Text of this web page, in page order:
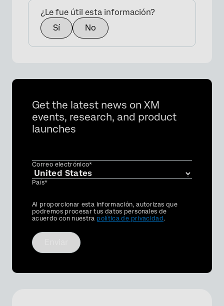
¿Le fue útil esta información?
Sí
No
Get the latest news on XM
events, research, and product
launches
Correo electrónico*
País*
Privacy
Optin
Al proporcionar esta información, autorizas que
podremos procesar tus datos personales de
acuerdo con nuestra política de privacidad.